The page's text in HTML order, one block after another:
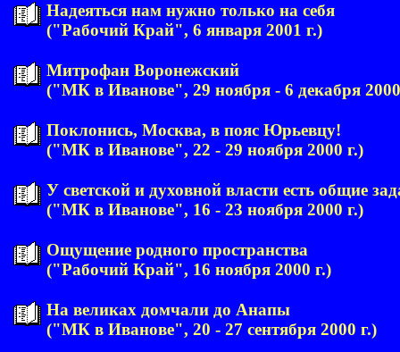
Надеяться нам нужно только на себя
("Рабочий Край", 6 января 2001 г.)
Митрофан Воронежский
("МК в Иванове", 29 ноября - 6 декабря
Поклонись, Москва, в пояс Юрьевцу!
("МК в Иванове", 22 - 29 ноября 2000 г.)
У светской и духовной власти есть общие
("МК в Иванове", 16 - 23 ноября 2000 г.)
Ощущение родного пространства
("Рабочий Край", 16 ноября 2000 г.)
На великах домчали до Анапы
("МК в Иванове", 20 - 27 сентября 2000 г.)